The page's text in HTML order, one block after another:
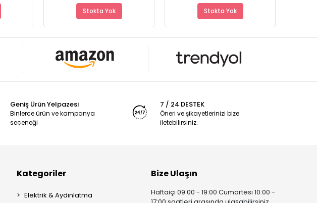
Stokta Yok Stokta Yok
Geniş Ürün Yelpazesi
Binlerce ürün ve kampanya
seçeneği
7 / 24 DESTEK
Öneri ve şikayetlerinizi bize
iletebilirsiniz.
Kategoriler
Elektrik & Aydınlatma
Bize Ulaşın
Haftaiçi 09:00 - 19:00 Cumartesi 10:00 -